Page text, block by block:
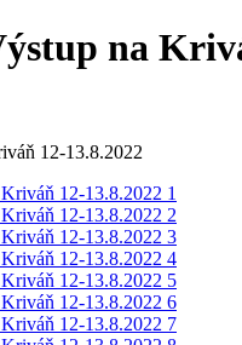
na
12-13.8.2022